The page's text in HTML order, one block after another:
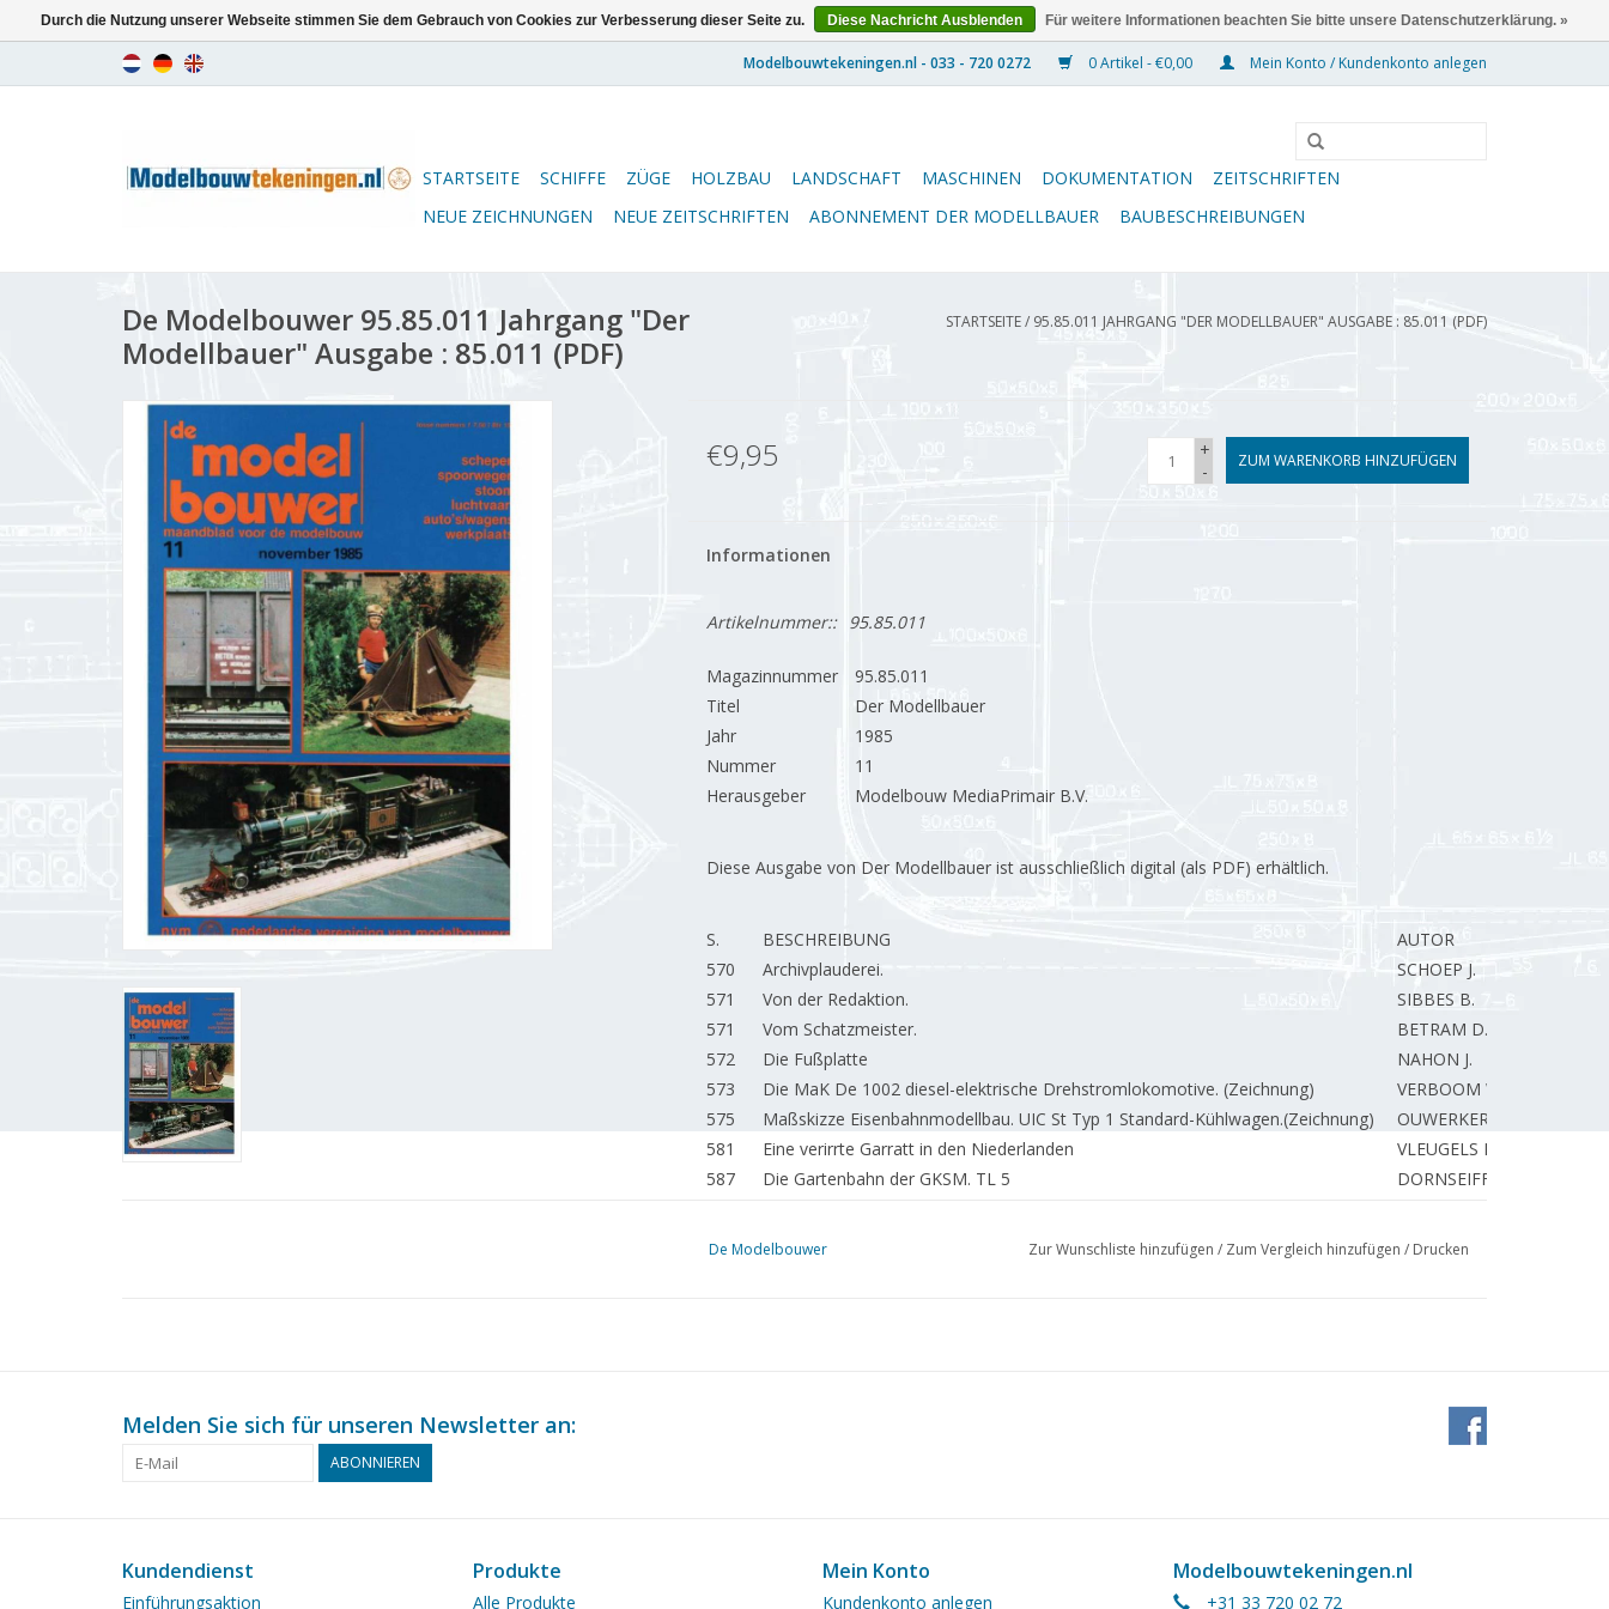
0 Artikel - €0,00 Mein Konto / Kundenkonto anlegen
STARTSEITE SCHIFFE ZÜGE HOLZBAU LANDSCHAFT MASCHINEN DOKUMENTATION
ZEITSCHRIFTEN
NEUE ZEICHNUNGEN
NEUE ZEITSCHRIFTEN ABONNEMENT DER MODELLBAUER BAUBESCHREIBUNGEN
De Modelbouwer 95.85.011 Jahrgang "Der
Modellbauer" Ausgabe : 85.011 (PDF)
STARTSEITE/ 95.85.011 JAHRGANG "DER MODELLBAUER" AUSGABE : 85.011 (PDF)
€9,95
+
-
ZUM WARENKORB HINZUFÜGEN
Informationen
Artikelnummer:: 95.85.011
Magazinnummer
95.85.011
Titel
Der Modellbauer
Jahr
1985
Nummer
11
Herausgeber
Modelbouw MediaPrimair B.V.
Diese Ausgabe von Der Modellbauer ist ausschließlich digital (als PDF) erhältlich.
S. BESCHREIBUNG
AUTOR
570
Archivplauderei.
SCHOEP J.
571
Von der Redaktion.
SIBBES B.
571
Vom Schatzmeister.
BETRAM D.
572
Die Fußplatte
NAHON J.
573
Die MaK De 1002 diesel-elektrische Drehstromlokomotive. (Zeichnung)
VERBOOM W.
575
Maßskizze Eisenbahnmodellbau. UIC St Typ 1 Standard-Kühlwagen.(Zeichnung)
OUWERKERK E.
581
Eine verirrte Garratt in den Niederlanden
VLEUGELS M.
587
Die Gartenbahn der GKSM. TL 5
DORNSEIFFEN J.
589
Fernsteuerung kleiner Dampflokomotiven. TL 1
BRECH H.
BOSMAN J.
ESVELDT J.
Die 7 Provinzen. TL 25
DIK G.
MiniSail Segelwettbewerb.
De Modelbouwer Zur Wunschliste hinzufügen / Zum Vergleich hinzufügen / Drucken
Melden Sie sich für unseren Newsletter an:
ABONNIEREN
Kundendienst
Einführungsaktion
Produkte
Alle Produkte
Mein Konto
Kundenkonto anlegen
Modelbouwtekeningen.nl
+31 33 720 02 72
Durch die Nutzung unserer Webseite stimmen Sie dem Gebrauch von Cookies zur Verbesserung dieser Seite zu. Diese Nachricht Ausblenden Für weitere Informationen beachten Sie bitte unsere Datenschutzerklärung. »